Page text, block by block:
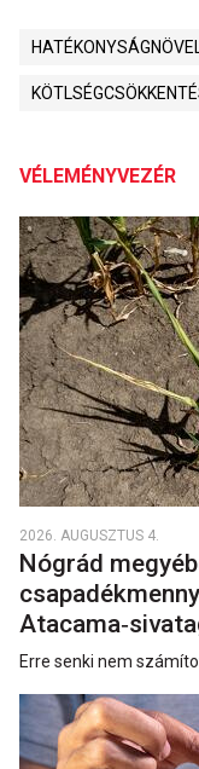
VÉLEMÉNYVEZÉR
2026. AUGUSZTUS 4.
Nógrád
Erre senki nem